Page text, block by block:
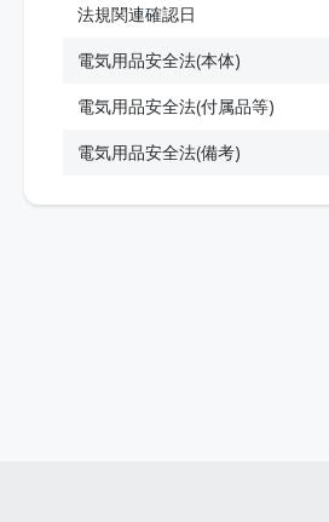
法規関連確認日
電気用品安全法(本体)
電気用品安全法(付属品等)
電気用品安全法(備考)